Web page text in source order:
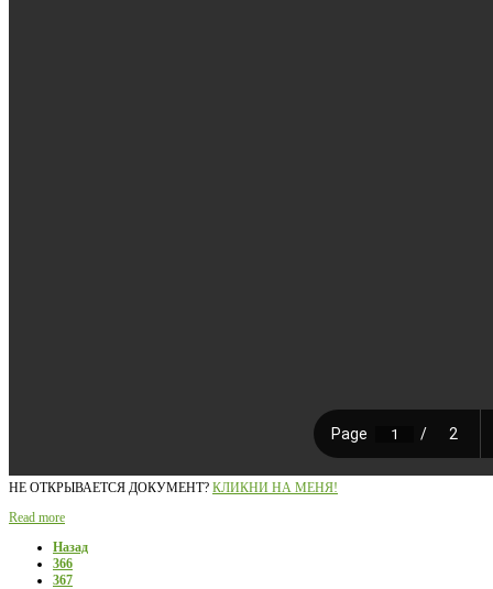
НЕ ОТКРЫВАЕТСЯ ДОКУМЕНТ? КЛИКНИ НА МЕНЯ!
Read more
Назад
366
367